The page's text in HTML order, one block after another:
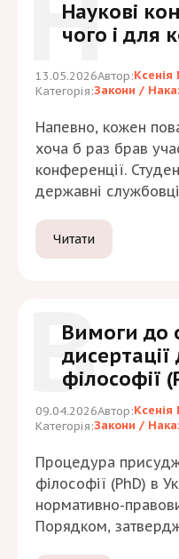
умовах
формальну, так і…
Наукові
чого і для
13.05.2026Автор:
Категорія:Закони /
Напевно, кожен
хоча б раз брав
конференції.
державні
процес набув
більше привертає
Читати
В
Вимоги до
філософії
09.04.2026Автор:
Категорія:Закони /
Процедура
філософії (PhD) в
нормативно-
Порядком,